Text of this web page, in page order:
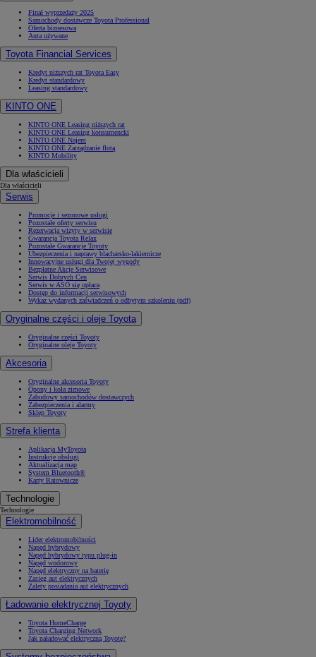
Finał wyprzedaży 2025
Samochody dostawcze Toyota Professional
Oferta biznesowa
Auta używane
Toyota Financial Services
Kredyt niższych rat Toyota Easy
Kredyt standardowy
Leasing standardowy
KINTO ONE
KINTO ONE Leasing niższych rat
KINTO ONE Leasing konsumencki
KINTO ONE Najem
KINTO ONE Zarządzanie flotą
KINTO Mobility
Dla właścicieli
Dla właścicieli
Serwis
Promocje i sezonowe usługi
Pozostałe oferty serwisu
Rezerwacja wizyty w serwisie
Gwarancja Toyota Relax
Pozostałe Gwarancje Toyoty
Ubezpieczenia i naprawy blacharsko-lakiernicze
Innowacyjne usługi dla Twojej wygody
Bezpłatne Akcje Serwisowe
Serwis Dobrych Cen
Serwis w ASO się opłaca
Dostęp do informacji serwisowych
Wykaz wydanych zaświadczeń o odbytym szkoleniu (pdf)
Oryginalne części i oleje Toyota
Oryginalne części Toyoty
Oryginalne oleje Toyoty
Akcesoria
Oryginalne akcesoria Toyoty
Opony i koła zimowe
Zabudowy samochodów dostawczych
Zabezpieczenia i alarmy
Sklep Toyoty
Strefa klienta
Aplikacja MyToyota
Instrukcje obsługi
Aktualizacja map
System Bluetooth®
Karty Ratownicze
Technologie
Technologie
Elektromobilność
Lider elektromobilności
Napęd hybrydowy
Napęd hybrydowy typu plug-in
Napęd wodorowy
Napęd elektryczny na baterię
Zasięg aut elektrycznych
Zalety posiadania aut elektrycznych
Ładowanie elektrycznej Toyoty
Toyota HomeCharge
Toyota Charging Network
Jak naładować elektryczną Toyotę?